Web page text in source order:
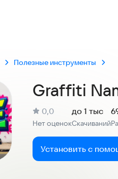
Полезные инструменты
Graffiti
Рейтинг:
0,0
Нет оценокСкачиваний
до 1 тыс
Установить с